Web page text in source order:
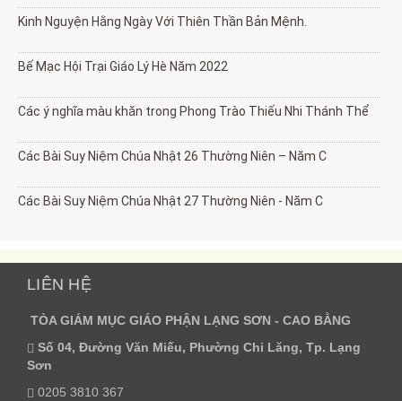
Kinh Nguyện Hằng Ngày Với Thiên Thần Bản Mệnh.
Bế Mạc Hội Trại Giáo Lý Hè Năm 2022
Các ý nghĩa màu khăn trong Phong Trào Thiếu Nhi Thánh Thể
Các Bài Suy Niệm Chúa Nhật 26 Thường Niên – Năm C
Các Bài Suy Niệm Chúa Nhật 27 Thường Niên - Năm C
LIÊN HỆ
TÒA GIÁM MỤC GIÁO PHẬN LẠNG SƠN - CAO BẰNG
Số 04, Đường Văn Miếu, Phường Chi Lăng, Tp. Lạng
Sơn
0205 3810 367